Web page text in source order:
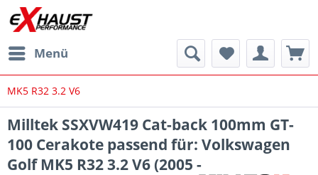
Menü
MK5 R32 3.2 V6
Milltek SSXVW419 Cat-back 100mm GT-
100 Cerakote passend für: Volkswagen
Golf MK5 R32 3.2 V6 (2005 -